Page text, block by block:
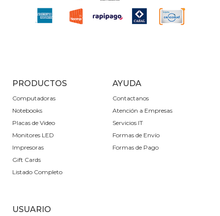
PRODUCTOS
Computadoras
Notebooks
Placas de Video
Monitores LED
Impresoras
Gift Cards
Listado Completo
AYUDA
Contactanos
Atención a Empresas
Servicios IT
Formas de Envío
Formas de Pago
USUARIO